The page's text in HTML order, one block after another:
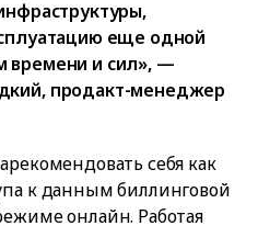
еще одной
времени и сил», —
продакт-менеджер
себя как
к данным биллинговой
онлайн. Работая